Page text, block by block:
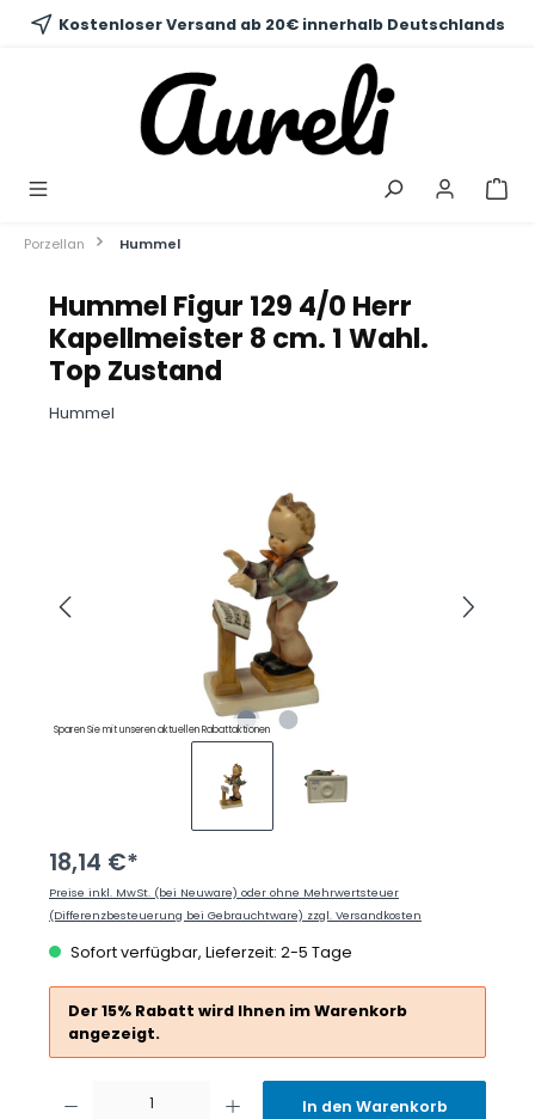
springen
Kostenloser Versand ab 20€ innerhalb Deutschlands
Porzellan Hummel
Hummel Figur 129 4/0 Herr
Kapellmeister 8 cm. 1 Wahl.
Top Zustand
Hummel
Sparen Sie mit unseren aktuellen Rabattaktionen
18,14 €*
Preise inkl. MwSt. (bei Neuware) oder ohne Mehrwertsteuer
(Differenzbesteuerung bei Gebrauchtware) zzgl. Versandkosten
Sofort verfügbar, Lieferzeit: 2-5 Tage
Der 15% Rabatt wird Ihnen im Warenkorb
angezeigt.
Produkt Anzahl: Gib den gewünschten Wert ein oder benutze die Schaltflächen
In den Warenkorb